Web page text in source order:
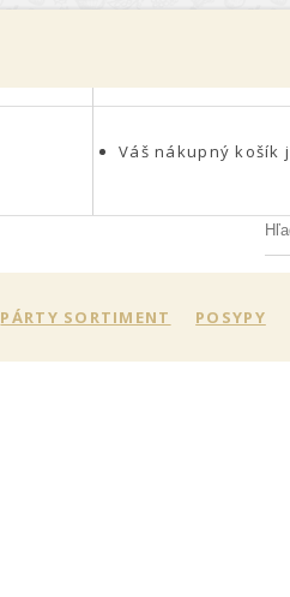
Váš nákupný košík
PÁRTY SORTIMENT POSYPY